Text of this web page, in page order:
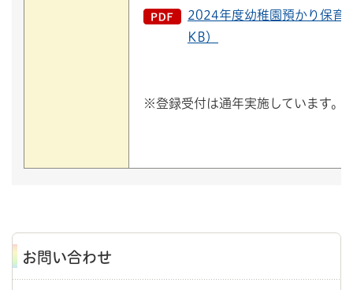
2024年度幼稚園預かり保育
KB）
※登録受付は通年実施しています。
お問い合わせ